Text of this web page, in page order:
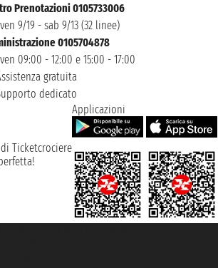
Prenotazioni 0105733006
9/19 - sab 9/13 (32 linee)
0105704878
09:00 - 12:00 e 15:00 - 17:00
gratuita
dedicato
Ticketcrociere
Applicazioni